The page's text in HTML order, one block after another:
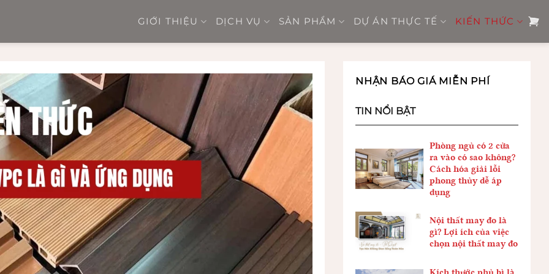
GIỚI THIỆU DỊCH VỤ SẢN PHẨM DỰ ÁN THỰC TẾ KIẾN THỨC
NHẬN BÁO GIÁ MIỄN PHÍ
TIN NỔI BẬT
Phòng ngủ có 2 cửa
ra vào có sao không?
Cách hóa giải lỗi
phong thủy dễ áp
dụng
Nội thất may đo là
gì? Lợi ích của việc
chọn nội thất may đo